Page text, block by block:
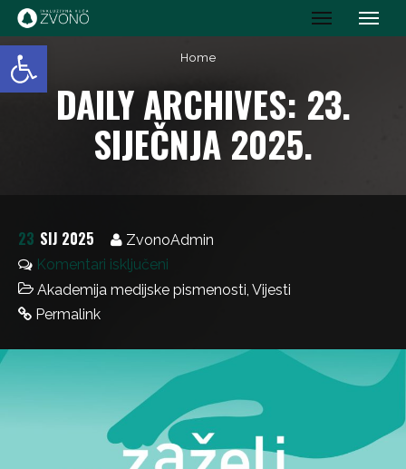
Open toolbar IK Zvono
Home
DAILY ARCHIVES: 23.
SIJEČNJA 2025.
23 SIJ 2025
ZvonoAdmin
Komentari isključeni
Akademija medijske pismenosti, Vijesti
Permalink